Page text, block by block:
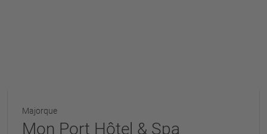
Majorque
Mon Port Hôtel & Spa